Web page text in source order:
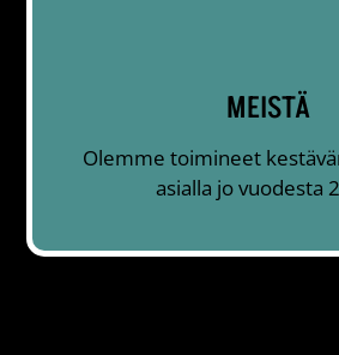
MEISTÄ
Olemme toimineet
asialla jo vuodesta